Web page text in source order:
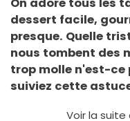
dessert facile,
presque. Quelle
nous tombent des
trop molle n'est-ce
suiviez cette
Voir la